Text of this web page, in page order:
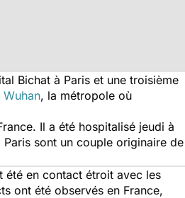
Bichat à Paris et une troisième
Wuhan, la métropole où
Il a été hospitalisé jeudi à
sont un couple originaire de
été en contact étroit avec les
ont été observés en France,